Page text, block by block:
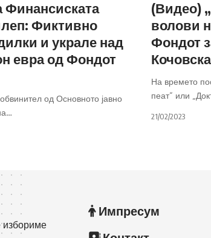
Финансиската
Фиктивно
и украле над
евра од Фондот
од Основното јавно
…
(Видео)
волови
Фондот
Кочовска
На времето
пеат“ или
21/02/2023
избориме
Импресум